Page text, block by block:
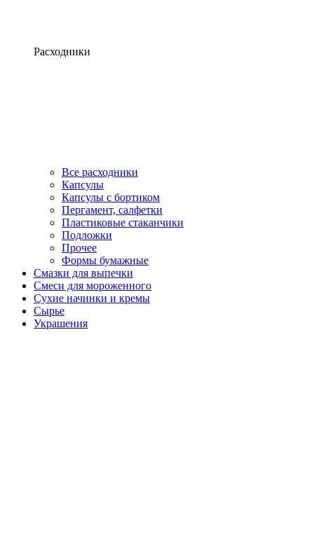
Расходники
Все расходники
Капсулы
Капсулы с бортиком
Пергамент, салфетки
Пластиковые стаканчики
Подложки
Прочее
Формы бумажные
Смазки для выпечки
Смеси для мороженного
Сухие начинки и кремы
Сырье
Украшения